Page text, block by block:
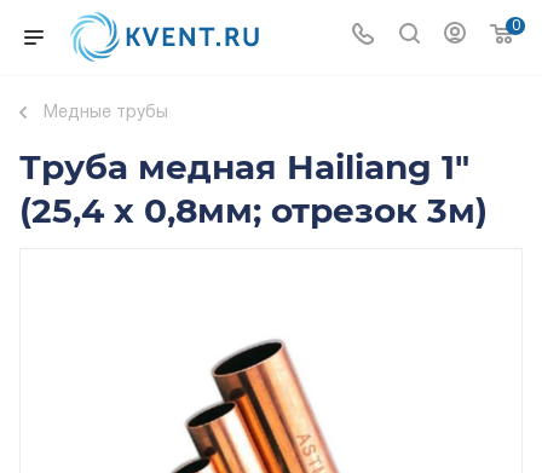
0
Медные трубы
Труба медная Hailiang 1"
(25,4 х 0,8мм; отрезок 3м)